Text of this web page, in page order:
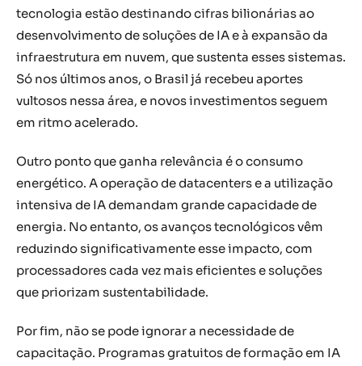
tecnologia estão destinando cifras bilionárias ao
desenvolvimento de soluções de IA e à expansão da
infraestrutura em nuvem, que sustenta esses sistemas.
Só nos últimos anos, o Brasil já recebeu aportes
vultosos nessa área, e novos investimentos seguem
em ritmo acelerado.
Outro ponto que ganha relevância é o consumo
energético. A operação de datacenters e a utilização
intensiva de IA demandam grande capacidade de
energia. No entanto, os avanços tecnológicos vêm
reduzindo significativamente esse impacto, com
processadores cada vez mais eficientes e soluções
que priorizam sustentabilidade.
Por fim, não se pode ignorar a necessidade de
capacitação. Programas gratuitos de formação em IA